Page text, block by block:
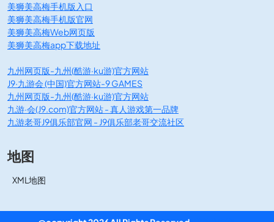
美狮美高梅手机版入口
美狮美高梅手机版官网
美狮美高梅Web网页版
美狮美高梅app下载地址
九州网页版-九州(酷游·ku游)官方网站
J9·九游会 (中国)官方网站-9 GAMES
九州网页版-九州(酷游·ku游)官方网站
九游·会(J9.com)官方网站 - 真人游戏第一品牌
九游老哥J9俱乐部官网 - J9俱乐部老哥交流社区
地图
XML地图